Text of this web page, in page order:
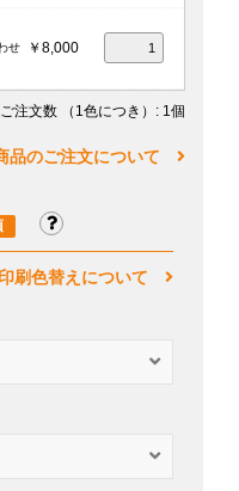
せ ￥8,000
注文数 （1色につき） : 1個
品のご注文について
刷色替えについて